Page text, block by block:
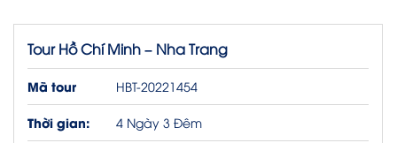
Tour Hồ Chí Minh – Nha Trang
Mã tour HBT-20221454
Thời gian: 4 Ngày 3 Đêm